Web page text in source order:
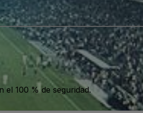
el 100 % de seguridad.